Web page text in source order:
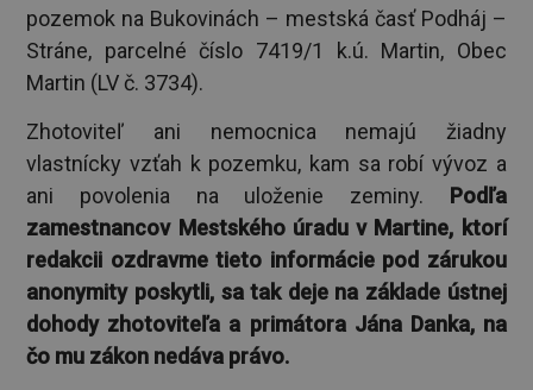
pozemok na Bukovinách – mestská časť Podháj –
Stráne, parcelné číslo 7419/1 k.ú. Martin, Obec
Martin (LV č. 3734).
Zhotoviteľ ani nemocnica nemajú žiadny
vlastnícky vzťah k pozemku, kam sa robí vývoz a
ani povolenia na uloženie zeminy. Podľa
zamestnancov Mestského úradu v Martine, ktorí
redakcii ozdravme tieto informácie pod zárukou
anonymity poskytli, sa tak deje na základe ústnej
dohody zhotoviteľa a primátora Jána Danka, na
čo mu zákon nedáva právo.